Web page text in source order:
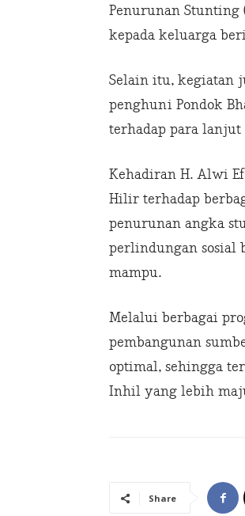
Penurunan Stunting
kepada keluarga
Selain itu, kegiatan
penghuni Pondok
terhadap para
Kehadiran H. Alwi
Hilir terhadap
penurunan angka
perlindungan sosial
mampu.
Melalui berbagai
pembangunan
optimal, sehingga
Inhil yang lebih
Share